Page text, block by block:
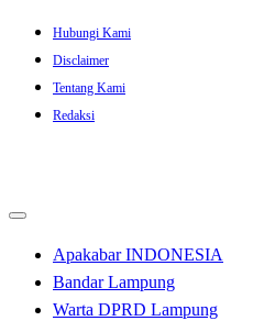
Skip
content
Hubungi Kami
Disclaimer
Tentang Kami
Redaksi
Apakabar INDONESIA
Bandar Lampung
Warta DPRD Lampung